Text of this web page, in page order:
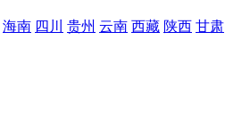
海南 四川 贵州 云南 西藏 陕西 甘肃